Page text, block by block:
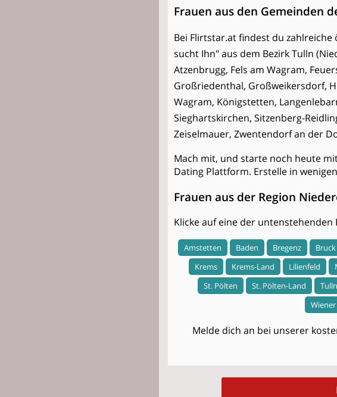
Frauen aus den Gemeinden
Bei Flirtstar.at findest du
sucht Ihn" aus dem Bezirk Tulln
Atzenbrugg, Fels am Wagram,
Großriedenthal, Großweikersdorf,
Wagram, Königstetten,
Sieghartskirchen, Sitzenberg-
Zeiselmauer, Zwentendorf an der
Mach mit, und starte noch heute
Dating Plattform. Erstelle in
Frauen aus der Region
Klicke auf eine der untenstehenden
Amstetten Baden Bregenz
Krems
Krems-Land Lilienfeld
St. Pölten
St. Pölten-Land Tulln
Melde dich an bei unserer